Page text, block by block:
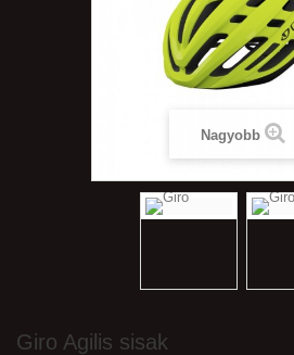
Nagyobb
Giro Agilis sisak